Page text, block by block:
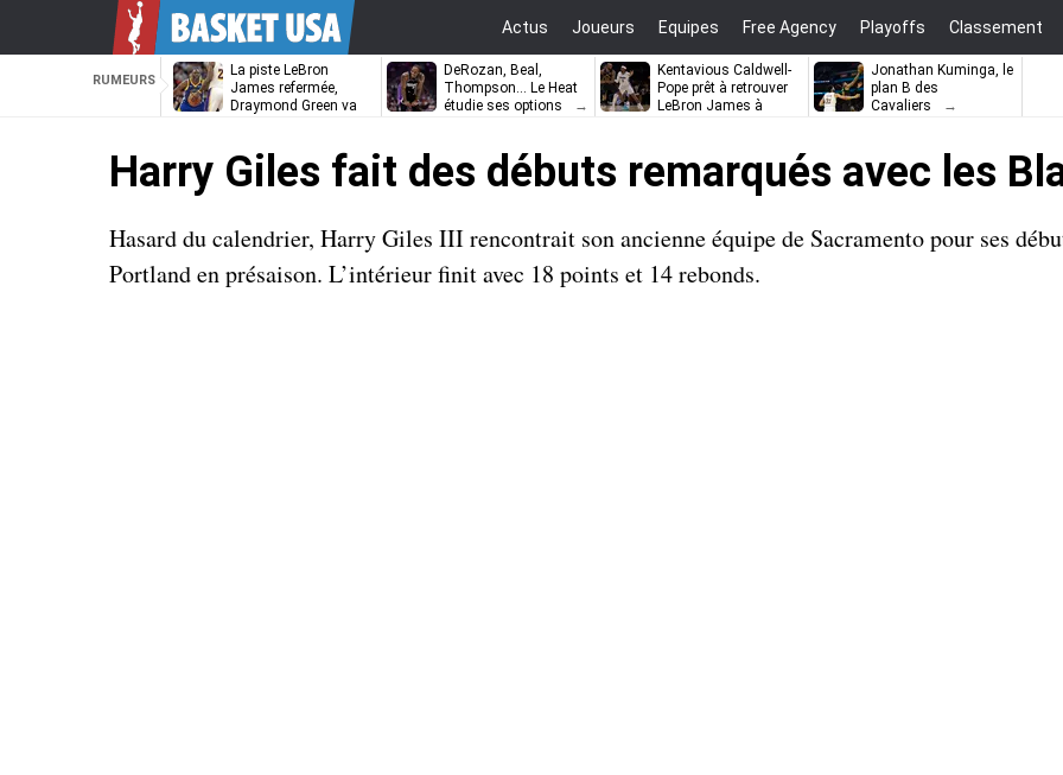
Actus Joueurs Equipes Free Agency Playoffs Classement
RUMEURS
La piste LeBron
James refermée,
Draymond Green va
DeRozan, Beal,
Thompson… Le Heat
étudie ses options
Kentavious Caldwell-
Pope prêt à retrouver
LeBron James à
Jonathan Kuminga, le
plan B des
Cavaliers
Harry Giles fait des débuts remarqués avec les
Hasard du calendrier, Harry Giles III rencontrait son ancienne équipe de Sacramento pour ses
Portland en présaison. L’intérieur finit avec 18 points et 14 rebonds.